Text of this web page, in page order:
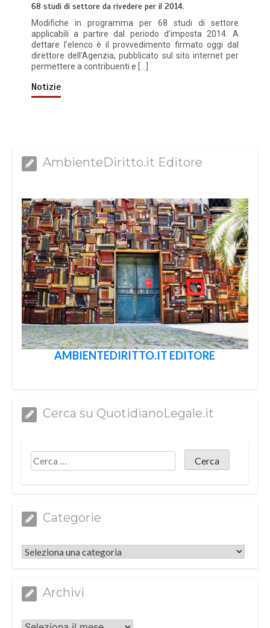
68 studi di settore da rivedere per il 2014.
Modifiche in programma per 68 studi di settore
applicabili a partire dal periodo d’imposta 2014. A
dettare l’elenco è il provvedimento firmato oggi dal
direttore dell’Agenzia, pubblicato sul sito internet per
permettere a contribuenti e […]
Notizie
AmbienteDiritto.it Editore
AMBIENTEDIRITTO.IT EDITORE
Cerca su QuotidianoLegale.it
Categorie
Categorie
Archivi